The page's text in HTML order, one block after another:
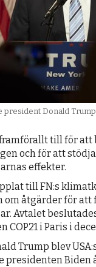
president Donald
till för att
och för att
effekter.
till FN:s
om åtgärder för att
Avtalet
i Paris i
Trump blev
presidenten Biden